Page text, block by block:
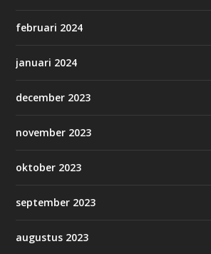
februari 2024
januari 2024
december 2023
november 2023
oktober 2023
september 2023
augustus 2023